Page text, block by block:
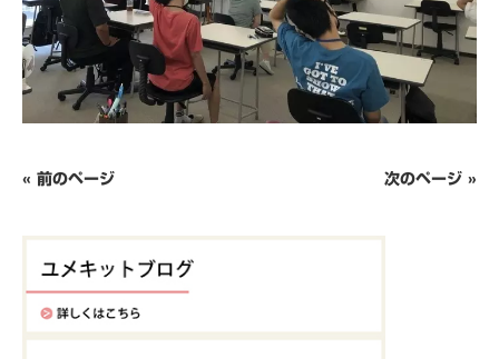
« 前のページ 次のページ »